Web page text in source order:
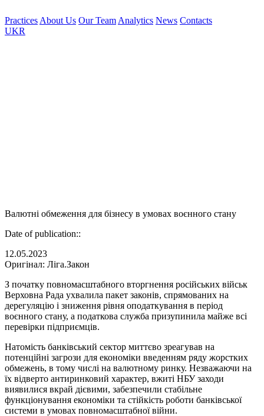
Practices About Us Our Team Analytics News Contacts
UKR
Валютні обмеження для бізнесу в умовах воєнного стану
Date of publication::
12.05.2023
Оригінал: Ліга.Закон
З початку повномасштабного вторгнення російських військ
Верховна Рада ухвалила пакет законів, спрямованих на
дерегуляцію і зниження рівня оподаткування в період
воєнного стану, а податкова служба призупинила майже всі
перевірки підприємців.
Натомість банківський сектор миттєво зреагував на
потенційні загрози для економіки введенням ряду жорстких
обмежень, в тому числі на валютному ринку. Незважаючи на
їх відверто антиринковий характер, вжиті НБУ заходи
виявилися вкрай дієвими, забезпечили стабільне
функціонування економіки та стійкість роботи банківської
системи в умовах повномасштабної війни.